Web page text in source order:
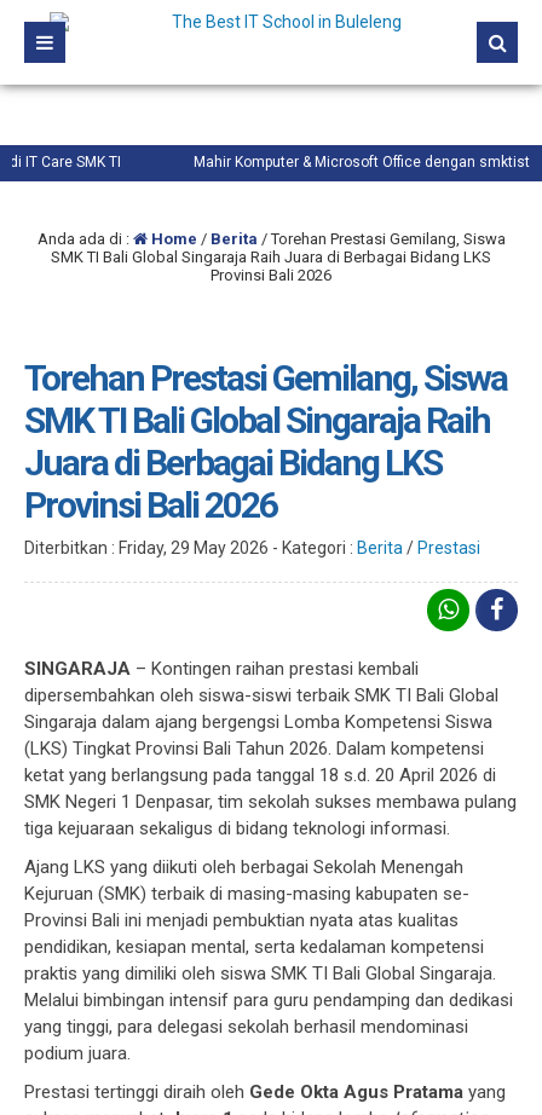
SMK TI Mahir Komputer & Microsoft Office dengan smktistore.com
Anda ada di : Home / Berita /Torehan Prestasi Gemilang, Siswa
SMK TI Bali Global Singaraja Raih Juara di Berbagai Bidang LKS
Provinsi Bali 2026
Torehan Prestasi Gemilang, Siswa
SMK TI Bali Global Singaraja Raih
Juara di Berbagai Bidang LKS
Provinsi Bali 2026
Diterbitkan : Friday, 29 May 2026 - Kategori : Berita / Prestasi
SINGARAJA – Kontingen raihan prestasi kembali
dipersembahkan oleh siswa-siswi terbaik SMK TI Bali Global
Singaraja dalam ajang bergengsi Lomba Kompetensi Siswa
(LKS) Tingkat Provinsi Bali Tahun 2026. Dalam kompetensi
ketat yang berlangsung pada tanggal 18 s.d. 20 April 2026 di
SMK Negeri 1 Denpasar, tim sekolah sukses membawa pulang
tiga kejuaraan sekaligus di bidang teknologi informasi.
Ajang LKS yang diikuti oleh berbagai Sekolah Menengah
Kejuruan (SMK) terbaik di masing-masing kabupaten se-
Provinsi Bali ini menjadi pembuktian nyata atas kualitas
pendidikan, kesiapan mental, serta kedalaman kompetensi
praktis yang dimiliki oleh siswa SMK TI Bali Global Singaraja.
Melalui bimbingan intensif para guru pendamping dan dedikasi
yang tinggi, para delegasi sekolah berhasil mendominasi
podium juara.
Prestasi tertinggi diraih oleh Gede Okta Agus Pratama yang